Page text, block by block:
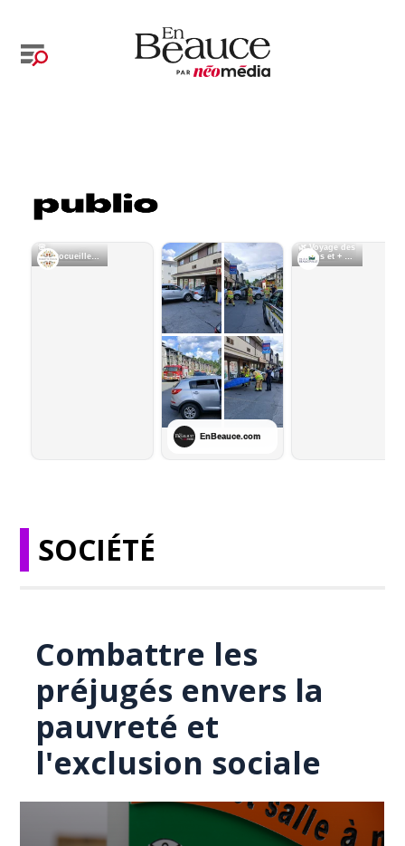
SOCIÉTÉ
Combattre les
préjugés envers la
pauvreté et
l'exclusion sociale